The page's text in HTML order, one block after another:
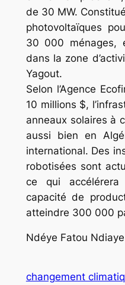
de 30 MW.
photovoltaïques
30 000 ménages,
dans la zone
Yagout.
Selon l’Agence
10 millions $,
anneaux solaires à
aussi bien en
international. Des
robotisées sont
ce qui accélérera
capacité de
atteindre 300 000
Ndéye Fatou
changement